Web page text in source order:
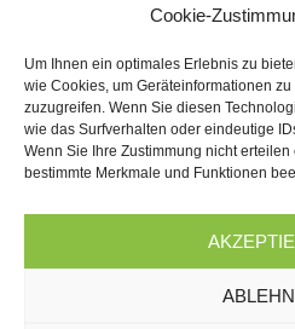
Cookie-
Um Ihnen ein optimales Erlebnis zu
wie Cookies, um Geräteinformationen
zuzugreifen. Wenn Sie diesen
wie das Surfverhalten oder eindeutige
Wenn Sie Ihre Zustimmung nicht
bestimmte Merkmale und Funktionen
Wettegasse 10,
07172 /
Navigation
Home